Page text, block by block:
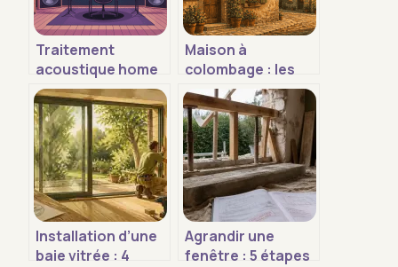
Traitement
acoustique home
studio : guide
complet pour un
son maîtrisé
Maison à
colombage : les
secrets
techniques d’une
architecture
médiévale durable
Installation d’une
baie vitrée : 4
Agrandir une
fenêtre : 5 étapes